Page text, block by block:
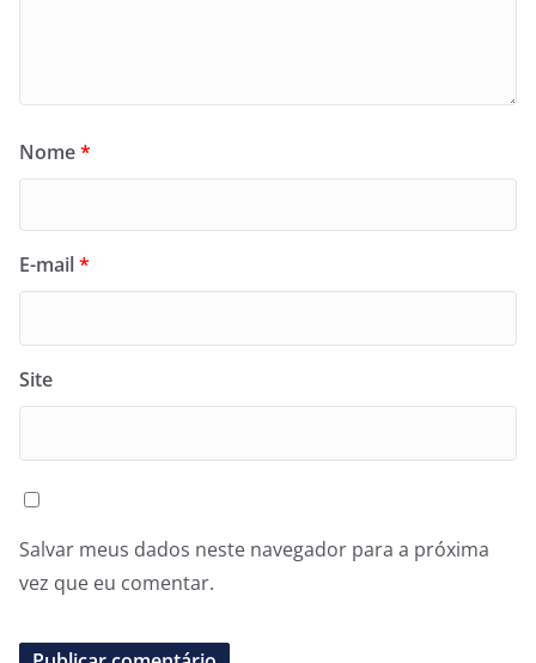
Nome*
E-mail*
Site
Salvar meus dados neste navegador para a próxima
vez que eu comentar.